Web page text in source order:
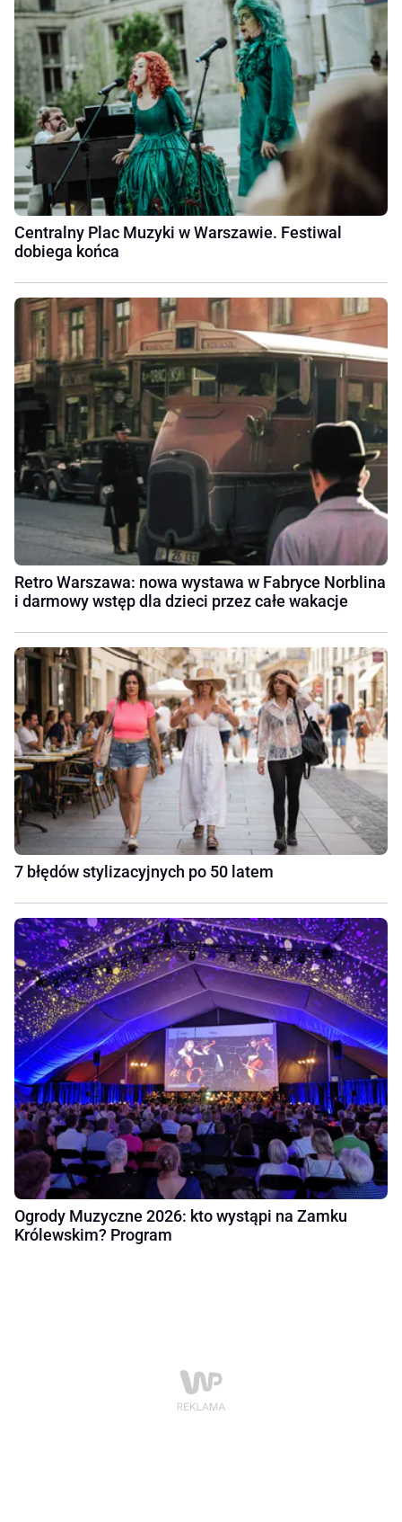
Centralny Plac Muzyki w Warszawie. Festiwal
dobiega końca
Retro Warszawa: nowa wystawa w Fabryce Norblina
i darmowy wstęp dla dzieci przez całe wakacje
7 błędów stylizacyjnych po 50 latem
Ogrody Muzyczne 2026: kto wystąpi na Zamku
Królewskim? Program